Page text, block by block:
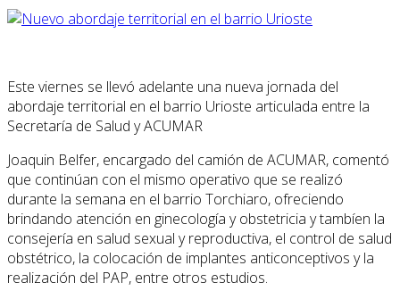
Este viernes se llevó adelante una nueva jornada del
abordaje territorial en el barrio Urioste articulada entre la
Secretaría de Salud y ACUMAR
Joaquin Belfer, encargado del camión de ACUMAR, comentó
que continúan con el mismo operativo que se realizó
durante la semana en el barrio Torchiaro, ofreciendo
brindando atención en ginecología y obstetricia y tambíen la
consejería en salud sexual y reproductiva, el control de salud
obstétrico, la colocación de implantes anticonceptivos y la
realización del PAP, entre otros estudios.